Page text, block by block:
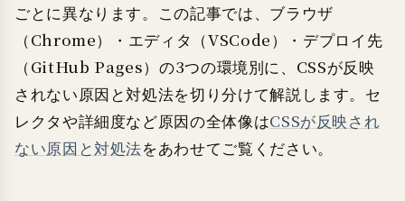
ごとに異なります。この記事では、ブラウザ
（Chrome）・エディタ（VSCode）・デプロイ先
（GitHub Pages）の3つの環境別に、CSSが反映
されない原因と対処法を切り分けて解説します。セ
レクタや詳細度など原因の全体像はCSSが反映され
ない原因と対処法をあわせてご覧ください。